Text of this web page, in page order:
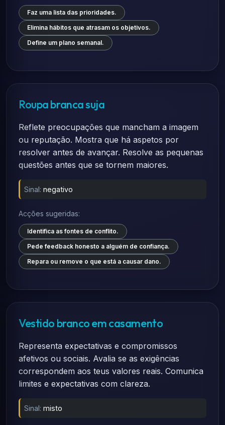
Faz uma lista das prioridades.
Elimina hábitos que atrasam os objetivos.
Define um plano semanal.
Roupa branca suja
Reflete preocupações que mancham a imagem
ou reputação. Mostra que há aspetos por
resolver antes de avançar. Resolve as pequenas
questões antes que se tornem maiores.
Sinal: negativo
Acções sugeridas:
Identifica as fontes de conflito.
Pede feedback honesto a alguém de confiança.
Repara ou remove o que está a causar dano.
Vestido branco em casamento
Representa expectativas e compromissos
afetivos ou sociais. Avalia se as exigências
correspondem aos teus valores reais. Comunica
limites e expectativas com clareza.
Sinal: misto